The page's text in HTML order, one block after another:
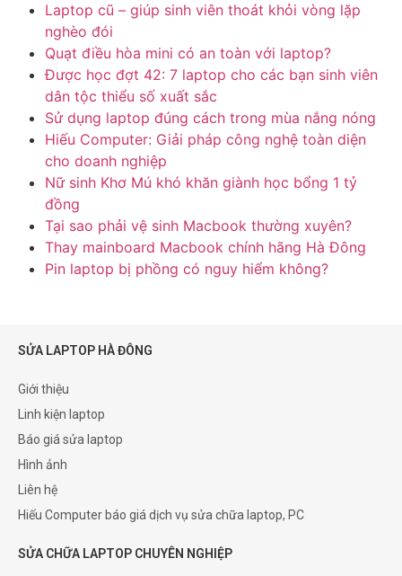
Laptop cũ – giúp sinh viên thoát khỏi vòng lặp
nghèo đói
Quạt điều hòa mini có an toàn với laptop?
Được học đợt 42: 7 laptop cho các bạn sinh viên
dân tộc thiểu số xuất sắc
Sử dụng laptop đúng cách trong mùa nắng nóng
Hiếu Computer: Giải pháp công nghệ toàn diện
cho doanh nghiệp
Nữ sinh Khơ Mú khó khăn giành học bổng 1 tỷ
đồng
Tại sao phải vệ sinh Macbook thường xuyên?
Thay mainboard Macbook chính hãng Hà Đông
Pin laptop bị phồng có nguy hiểm không?
SỬA LAPTOP HÀ ĐÔNG
Giới thiệu
Linh kiện laptop
Báo giá sửa laptop
Hình ảnh
Liên hệ
Hiếu Computer báo giá dịch vụ sửa chữa laptop, PC
SỬA CHỮA LAPTOP CHUYÊN NGHIỆP